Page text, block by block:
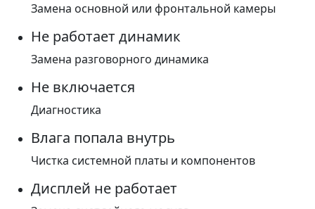
Замена основной или фронтальной камеры
Не работает динамик
Замена разговорного динамика
Не включается
Диагностика
Влага попала внутрь
Чистка системной платы и компонентов
Дисплей не работает